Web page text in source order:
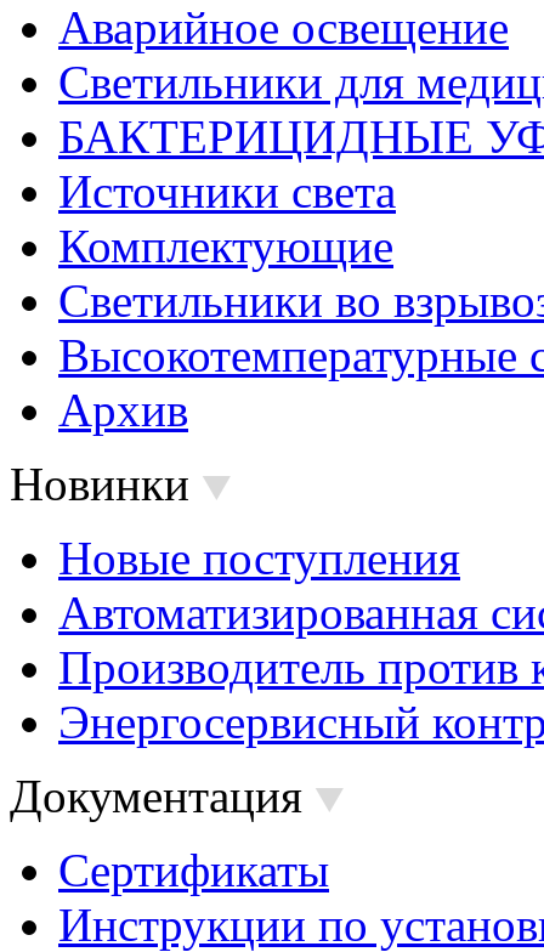
Аварийное освещение
Светильники для
БАКТЕРИЦИДНЫЕ
Источники света
Комплектующие
Светильники во
Высокотемпературные
Архив
Новинки
Новые поступления
Автоматизированная
Производитель против
Энергосервисный
Документация
Сертификаты
Инструкции по